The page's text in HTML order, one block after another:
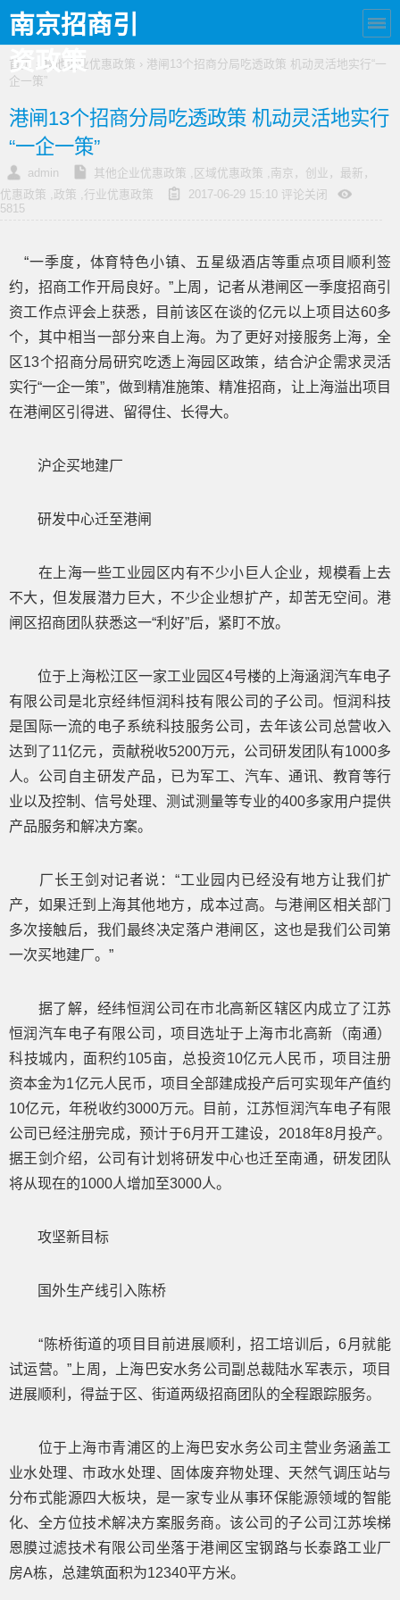
南京招商引
资政策
首页 › 其他企业优惠政策 › 港闸13个招商分局吃透政策 机动灵活地实行“一
企一策”
港闸13个招商分局吃透政策 机动灵活地实行
“一企一策”
admin 其他企业优惠政策 , 区域优惠政策 , 南京，创业，最新，
优惠政策 , 政策 , 行业优惠政策 2017-06-29 15:10 评论关闭
5815
“一季度，体育特色小镇、五星级酒店等重点项目顺利签
约，招商工作开局良好。”上周，记者从港闸区一季度招商引
资工作点评会上获悉，目前该区在谈的亿元以上项目达60多
个，其中相当一部分来自上海。为了更好对接服务上海，全
区13个招商分局研究吃透上海园区政策，结合沪企需求灵活
实行“一企一策”，做到精准施策、精准招商，让上海溢出项目
在港闸区引得进、留得住、长得大。
沪企买地建厂
研发中心迁至港闸
在上海一些工业园区内有不少小巨人企业，规模看上去
不大，但发展潜力巨大，不少企业想扩产，却苦无空间。港
闸区招商团队获悉这一“利好”后，紧盯不放。
位于上海松江区一家工业园区4号楼的上海涵润汽车电子
有限公司是北京经纬恒润科技有限公司的子公司。恒润科技
是国际一流的电子系统科技服务公司，去年该公司总营收入
达到了11亿元，贡献税收5200万元，公司研发团队有1000多
人。公司自主研发产品，已为军工、汽车、通讯、教育等行
业以及控制、信号处理、测试测量等专业的400多家用户提供
产品服务和解决方案。
厂长王剑对记者说：“工业园内已经没有地方让我们扩
产，如果迁到上海其他地方，成本过高。与港闸区相关部门
多次接触后，我们最终决定落户港闸区，这也是我们公司第
一次买地建厂。”
据了解，经纬恒润公司在市北高新区辖区内成立了江苏
恒润汽车电子有限公司，项目选址于上海市北高新（南通）
科技城内，面积约105亩，总投资10亿元人民币，项目注册
资本金为1亿元人民币，项目全部建成投产后可实现年产值约
10亿元，年税收约3000万元。目前，江苏恒润汽车电子有限
公司已经注册完成，预计于6月开工建设，2018年8月投产。
据王剑介绍，公司有计划将研发中心也迁至南通，研发团队
将从现在的1000人增加至3000人。
攻坚新目标
国外生产线引入陈桥
“陈桥街道的项目目前进展顺利，招工培训后，6月就能
试运营。”上周，上海巴安水务公司副总裁陆水军表示，项目
进展顺利，得益于区、街道两级招商团队的全程跟踪服务。
位于上海市青浦区的上海巴安水务公司主营业务涵盖工
业水处理、市政水处理、固体废弃物处理、天然气调压站与
分布式能源四大板块，是一家专业从事环保能源领域的智能
化、全方位技术解决方案服务商。该公司的子公司江苏埃梯
恩膜过滤技术有限公司坐落于港闸区宝钢路与长泰路工业厂
房A栋，总建筑面积为12340平方米。